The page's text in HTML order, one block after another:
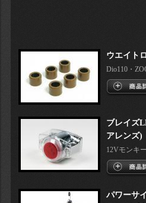
ウエイト
Dio110・
ブレイズ
アレンズ)
12Vモンキ
パワーサ